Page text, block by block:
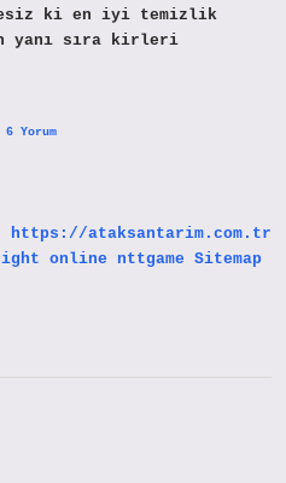
ki en iyi temizlik
yanı sıra kirleri
6 Yorum
https://ataksantarim.com.tr
online nttgame Sitemap